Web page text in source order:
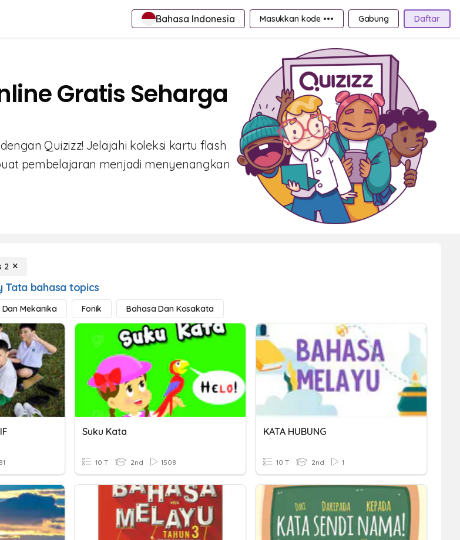
Bahasa Indonesia Masukkan kode ••• Gabung Daftar
Gratis Seharga
Quizizz! Jelajahi koleksi kartu flash
pembelajaran menjadi menyenangkan
2
bahasa topics
Mekanika Fonik Bahasa Dan Kosakata
81
Suku Kata
10 T 2nd 1508
KATA HUBUNG
10 T 2nd 1